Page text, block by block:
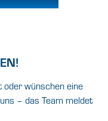
oder wünschen eine
– das Team meldet